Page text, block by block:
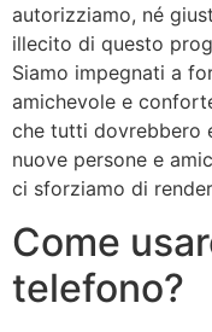
autorizziamo, né
illecito di questo
Siamo impegnati a
amichevole e
che tutti dovrebbero
nuove persone e
ci sforziamo di
Come
telefono?